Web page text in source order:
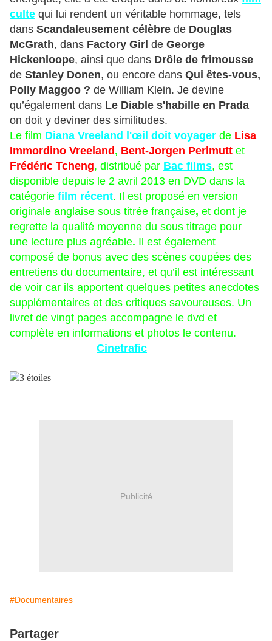
culte qui lui rendent un véritable hommage, tels
dans Scandaleusement célèbre de Douglas
McGrath, dans Factory Girl de George
Hickenloope, ainsi que dans Drôle de frimousse
de Stanley Donen, ou encore dans Qui êtes-vous,
Polly Maggoo ? de William Klein. Je devine
qu’également dans Le Diable s'habille en Prada
on doit y deviner des similitudes.
Le film Diana Vreeland l'œil doit voyager de Lisa
Immordino Vreeland , Bent-Jorgen Perlmutt et
Frédéric Tcheng, distribué par Bac films, est
disponible depuis le 2 avril 2013 en DVD dans la
catégorie film récent. Il est proposé en version
originale anglaise sous titrée française, et dont je
regrette la qualité moyenne du sous titrage pour
une lecture plus agréable. Il est également
composé de bonus avec des scènes coupées des
entretiens du documentaire, et qu’il est intéressant
de voir car ils apportent quelques petites anecdotes
supplémentaires et des critiques savoureuses. Un
livret de vingt pages accompagne le dvd et
complète en informations et photos le contenu.
Cinetrafic
Publicité
#Documentaires
Partager